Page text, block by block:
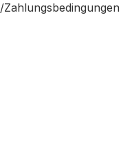
Zahlungsbedingungen